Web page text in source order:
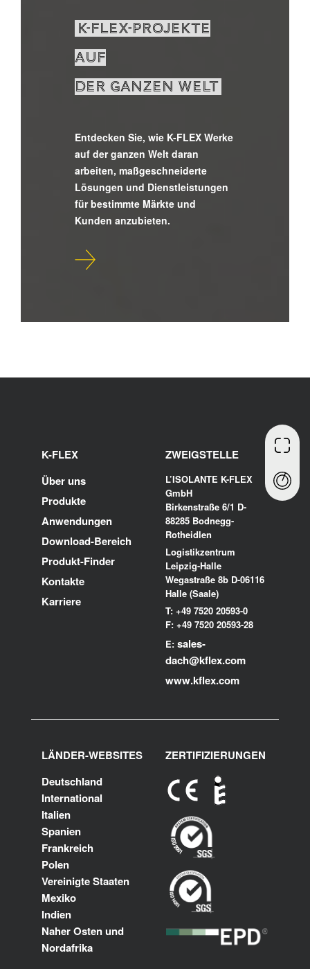
K-FLEX-PROJEKTE
AUF
DER GANZEN WELT
Entdecken Sie, wie K-FLEX Werke
auf der ganzen Welt daran
arbeiten, maßgeschneiderte
Lösungen und Dienstleistungen
für bestimmte Märkte und
Kunden anzubieten.
K-FLEX
Über uns
Produkte
Anwendungen
Download-Bereich
Produkt-Finder
Kontakte
Karriere
ZWEIGSTELLE
L’ISOLANTE K-FLEX
GmbH
Birkenstraße 6/1 D-
88285 Bodnegg-
Rotheidlen
Logistikzentrum
Leipzig-Halle
Wegastraße 8b D-06116
Halle (Saale)
T: +49 7520 20593-0
F: +49 7520 20593-28
E: sales-
dach@kflex.com
www.kflex.com
LÄNDER-WEBSITES
Deutschland
International
Italien
Spanien
Frankreich
Polen
Vereinigte Staaten
Mexiko
Indien
Naher Osten und
Nordafrika
ZERTIFIZIERUNGEN